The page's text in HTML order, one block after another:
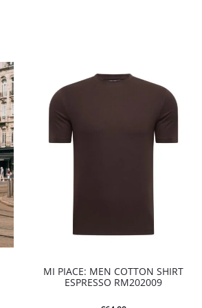
MI PIACE: MEN COTTON SHIRT
ESPRESSO RM202009